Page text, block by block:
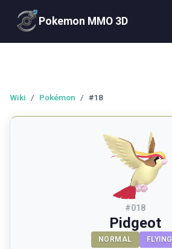
Pokemon MMO 3D
Wiki / Pokémon / #18
#018
Pidgeot
NORMAL FLYING